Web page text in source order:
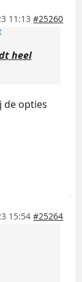
11:13 #25260
heel
de opties
15:54 #25264